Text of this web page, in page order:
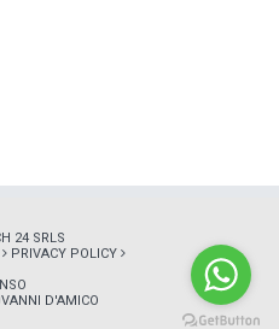
24 SRLS
PRIVACY POLICY
D'AMICO